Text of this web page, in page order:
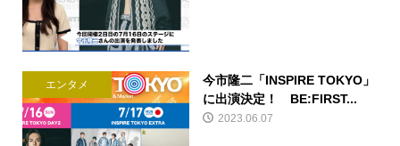
エンタメ
今市隆二「INSPIRE TOKYO」
に出演決定！ BE:FIRST...
2023.06.07